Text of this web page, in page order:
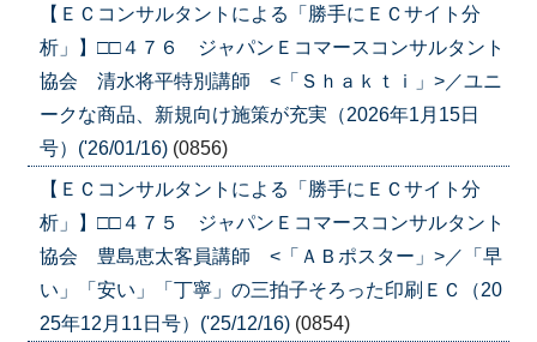
【ＥＣコンサルタントによる「勝手にＥＣサイト分
析」】□□４７６ ジャパンＥコマースコンサルタント
協会 清水将平特別講師 <「Ｓｈａｋｔｉ」>／ユニ
ークな商品、新規向け施策が充実（2026年1月15日
号）('26/01/16) (0856)
【ＥＣコンサルタントによる「勝手にＥＣサイト分
析」】□□４７５ ジャパンＥコマースコンサルタント
協会 豊島恵太客員講師 <「ＡＢポスター」>／「早
い」「安い」「丁寧」の三拍子そろった印刷ＥＣ（20
25年12月11日号）('25/12/16) (0854)